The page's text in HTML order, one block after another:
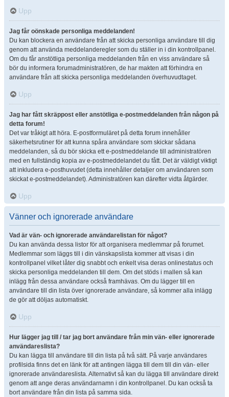
Upp
Jag får oönskade personliga meddelanden!
Du kan blockera en användare från att skicka personliga användare till dig
genom att använda meddelanderegler som du ställer in i din kontrollpanel.
Om du får anstötliga personliga meddelanden från en viss användare så
bör du informera forumadministratören, de har makten att förhindra en
användare från att skicka personliga meddelanden överhuvudtaget.
Upp
Jag har fått skräppost eller anstötliga e-postmeddelanden från någon på
detta forum!
Det var tråkigt att höra. E-postformuläret på detta forum innehåller
säkerhetsrutiner för att kunna spåra användare som skickar sådana
meddelanden, så du bör skicka ett e-postmeddelande till administratören
med en fullständig kopia av e-postmeddelandet du fått. Det är väldigt viktigt
att inkludera e-posthuvudet (detta innehåller detaljer om användaren som
skickat e-postmeddelandet). Administratören kan därefter vidta åtgärder.
Upp
Vänner och ignorerade användare
Vad är vän- och ignorerade användarelistan för något?
Du kan använda dessa listor för att organisera medlemmar på forumet.
Medlemmar som läggs till i din vänskapslista kommer att visas i din
kontrollpanel vilket låter dig snabbt och enkelt visa deras onlinestatus och
skicka personliga meddelanden till dem. Om det stöds i mallen så kan
inlägg från dessa användare också framhävas. Om du lägger till en
användare till din lista över ignorerade användare, så kommer alla inlägg
de gör att döljas automatiskt.
Upp
Hur lägger jag till / tar jag bort användare från min vän- eller ignorerade
användareslista?
Du kan lägga till användare till din lista på två sätt. På varje användares
profilsida finns det en länk för att antingen lägga till dem till din vän- eller
ignorerade användareslista. Alternativt så kan du lägga till användare direkt
genom att ange deras användarnamn i din kontrollpanel. Du kan också ta
bort användare från din lista på samma sida.